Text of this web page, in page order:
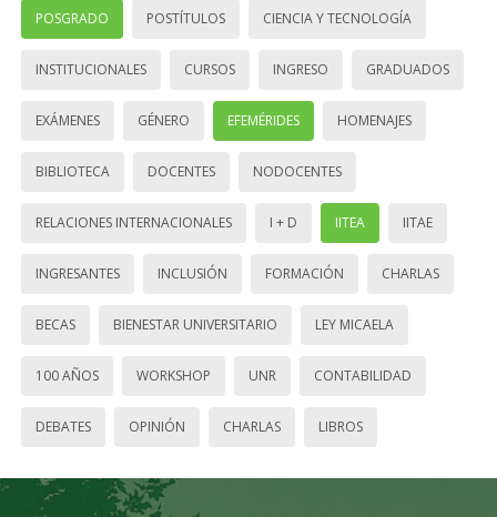
POSGRADO POSTÍTULOS CIENCIA Y TECNOLOGÍA
INSTITUCIONALES CURSOS INGRESO GRADUADOS
EXÁMENES GÉNERO EFEMÉRIDES HOMENAJES
BIBLIOTECA DOCENTES NODOCENTES
RELACIONES INTERNACIONALES I + D IITEA IITAE
INGRESANTES INCLUSIÓN FORMACIÓN CHARLAS
BECAS BIENESTAR UNIVERSITARIO LEY MICAELA
100 AÑOS WORKSHOP UNR CONTABILIDAD
DEBATES OPINIÓN CHARLAS LIBROS